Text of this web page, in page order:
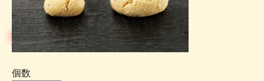
個数